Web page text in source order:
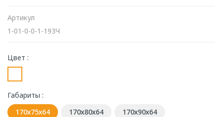
Артикул
1-01-0-0-1-193Ч
Цвет :
Габариты :
170х75х64
170х80х64 170х90х64